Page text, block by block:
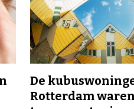
De
Rotterdam